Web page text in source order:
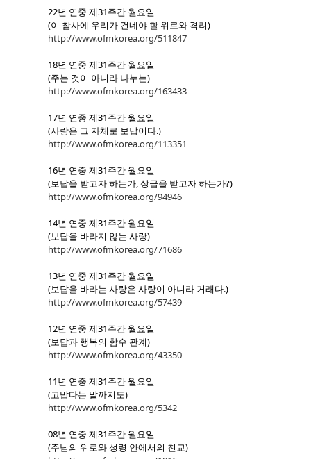
22년 연중 제31주간 월요일
(이 참사에 우리가 건네야 할 위로와 격려)
http://www.ofmkorea.org/511847
18년 연중 제31주간 월요일
(주는 것이 아니라 나누는)
http://www.ofmkorea.org/163433
17년 연중 제31주간 월요일
(사랑은 그 자체로 보답이다.)
http://www.ofmkorea.org/113351
16년 연중 제31주간 월요일
(보답을 받고자 하는가, 상급을 받고자 하는가?)
http://www.ofmkorea.org/94946
14년 연중 제31주간 월요일
(보답을 바라지 않는 사랑)
http://www.ofmkorea.org/71686
13년 연중 제31주간 월요일
(보답을 바라는 사랑은 사랑이 아니라 거래다.)
http://www.ofmkorea.org/57439
12년 연중 제31주간 월요일
(보답과 행복의 함수 관계)
http://www.ofmkorea.org/43350
11년 연중 제31주간 월요일
(고맙다는 말까지도)
http://www.ofmkorea.org/5342
08년 연중 제31주간 월요일
(주님의 위로와 성령 안에서의 친교)